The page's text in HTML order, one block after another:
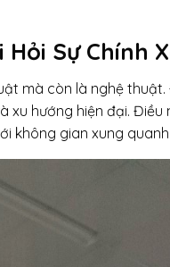
Sự Chính
mà còn là nghệ
xu hướng hiện đại. Điều
không gian xung quanh.